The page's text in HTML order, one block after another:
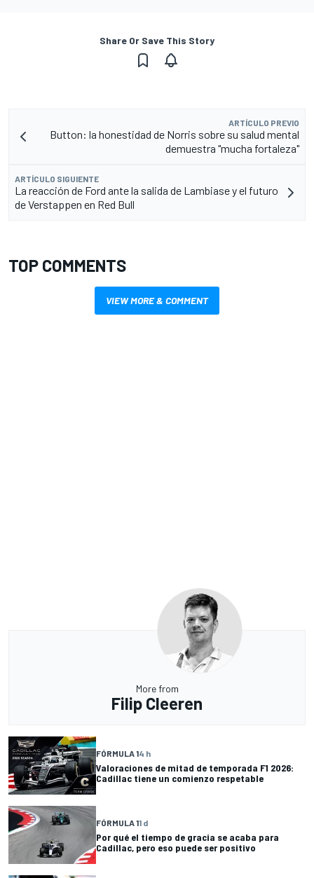
Share Or Save This Story
ARTÍCULO PREVIO
Button: la honestidad de Norris sobre su salud mental
demuestra "mucha fortaleza"
ARTÍCULO SIGUIENTE
La reacción de Ford ante la salida de Lambiase y el futuro
de Verstappen en Red Bull
TOP COMMENTS
VIEW MORE & COMMENT
More from
Filip Cleeren
FÓRMULA 14 h
Valoraciones de mitad de temporada F1 2026:
Cadillac tiene un comienzo respetable
FÓRMULA 11 d
Por qué el tiempo de gracia se acaba para
Cadillac, pero eso puede ser positivo